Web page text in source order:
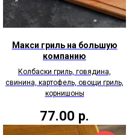
Макси гриль на большую
компанию
Колбаски гриль, говядина,
свинина, картофель, овощи гриль,
корнишоны
77.00 р.